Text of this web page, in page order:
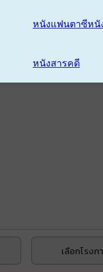
หนังแฟนตาซีหนั
หนังสารคดี
เลือกโรง